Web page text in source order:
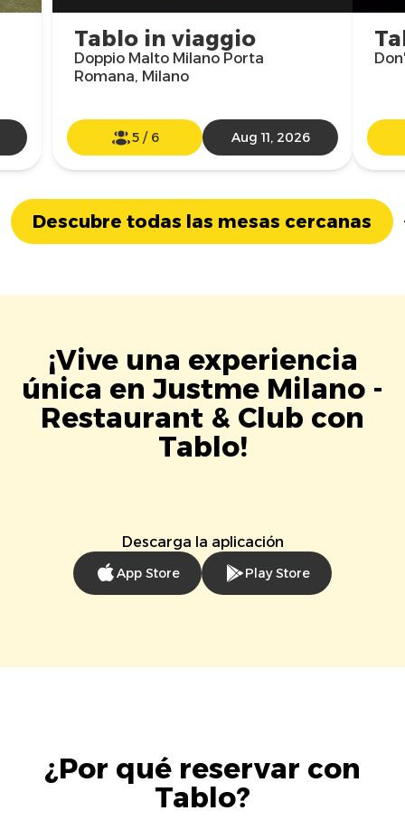
Tablo in viaggio
Doppio Malto Milano Porta
Romana, Milano
5 / 6 Aug 11, 2026
Descubre todas las mesas cercanas
¡Vive una experiencia
única en Justme Milano -
Restaurant & Club con
Tablo!
Descarga la aplicación
App Store Play Store
¿Por qué reservar con
Tablo?